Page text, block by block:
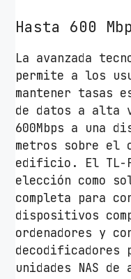
s
A
l
c
a
n
c
e
3
0
0
m
/
P
Hasta 600
La avanzada
permite a los
mantener tasas
de datos a alta
600Mbps a una
metros sobre el
edificio. El TL-
elección como
completa para
dispositivos
ordenadores y
decodificadores
unidades NAS de